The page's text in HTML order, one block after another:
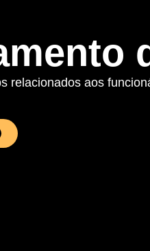
relacionados aos